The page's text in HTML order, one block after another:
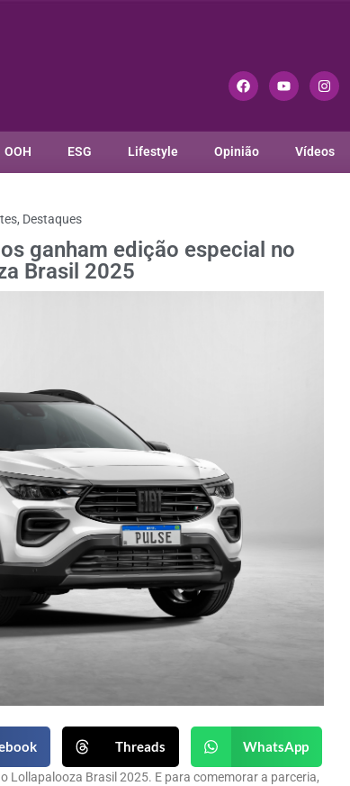
OOH ESG Lifestyle Opinião Vídeos
, Destaques
ganham edição especial no
Brasil 2025
Threads WhatsApp
Lollapalooza Brasil 2025. E para comemorar a parceria,